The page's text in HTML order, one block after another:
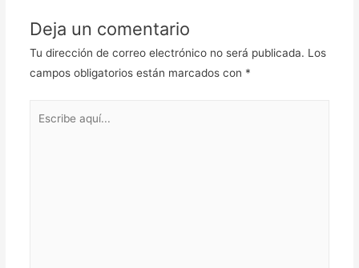
Deja un comentario
Tu dirección de correo electrónico no será publicada. Los
campos obligatorios están marcados con *